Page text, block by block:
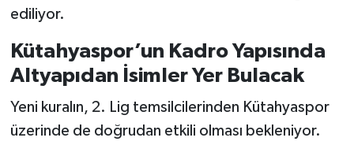
ediliyor.
Kütahyaspor’un Kadro Yapısında
Altyapıdan İsimler Yer Bulacak
Yeni kuralın, 2. Lig temsilcilerinden Kütahyaspor
üzerinde de doğrudan etkili olması bekleniyor.